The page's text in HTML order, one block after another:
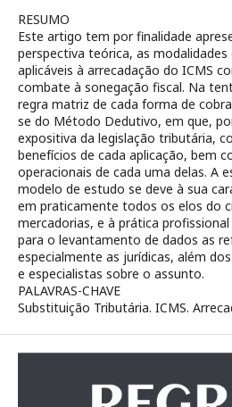
RESUMO
Este artigo tem por finalidade
perspectiva teórica, as
aplicáveis à arrecadação do ICMS
combate à sonegação fiscal. Na
regra matriz de cada forma de
se do Método Dedutivo, em que,
expositiva da legislação tributária,
benefícios de cada aplicação, bem
operacionais de cada uma delas. A
modelo de estudo se deve à sua
em praticamente todos os elos do
mercadorias, e à prática
para o levantamento de dados as
especialmente as jurídicas, além
e especialistas sobre o assunto.
PALAVRAS-CHAVE
Substituição Tributária. ICMS.